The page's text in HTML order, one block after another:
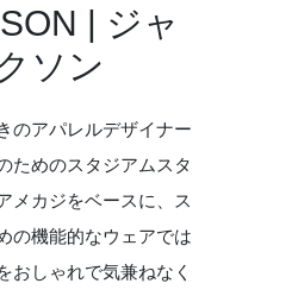
| ジャ
ソン
のアパレルデザイナー
ためのスタジアムスタ
メカジをベースに、ス
の機能的なウェアでは
おしゃれで気兼ねなく